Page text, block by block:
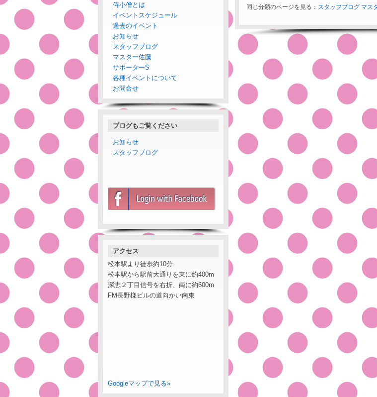
同じ分類のページを見る： スタッフブログ マス
侍小僧とは
イベントスケジュール
過去のイベント
お知らせ
スタッフブログ
マスター佐藤
サポーターS
各種イベントについて
お問合せ
ブログもご覧ください
お知らせ
スタッフブログ
アクセス
松本駅より徒歩約10分
松本駅から駅前大通りを東に約400m
深志２丁目信号を右折、南に約600m
FM長野様ビルの道向かい南東
Googleマップで見る»